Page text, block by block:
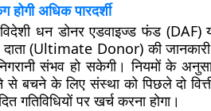
होगी अधिक पारदर्शी
धन डोनर एडवाइज्ड फंड (DAF)
(Ultimate Donor) की जानकारी
संभव हो सकेगी। नियमों के
से बचने के लिए संस्था को पिछले दो
गतिविधियों पर खर्च करना होगा।